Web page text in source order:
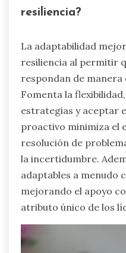
resiliencia?
La adaptabilidad
resiliencia al permitir
respondan de manera
Fomenta la
estrategias y aceptar
proactivo minimiza el
resolución de
la incertidumbre.
adaptables a menudo
mejorando el apoyo
atributo único de los